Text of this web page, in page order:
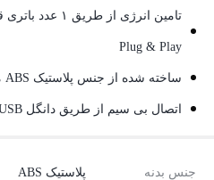
Plug & Play
ساخته شده از جنس پلاستیک ABS مقاوم در برابر فشار و ضربه
اتصال بی سیم از طریق دانگل USB با برد اتصال تقریبی ۱۵ متر
جنس بدنه پلاستیک ABS